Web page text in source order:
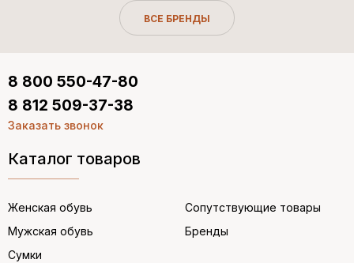
ВСЕ БРЕНДЫ
Каталог товаров
Женская обувь
Мужская обувь
Сумки
Сопутствующие товары
Бренды
8 800 550-47-80
8 812 509-37-38
Заказать звонок